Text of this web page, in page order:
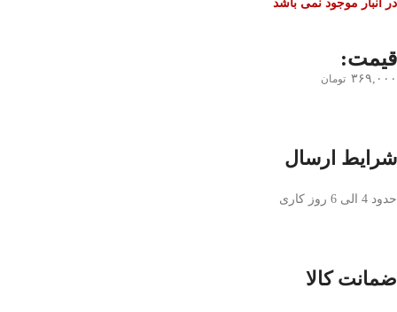
در انبار موجود نمی باشد
قیمت:
۳۶۹,۰۰۰ تومان
شرایط ارسال
حدود 4 الی 6 روز کاری
ضمانت کالا